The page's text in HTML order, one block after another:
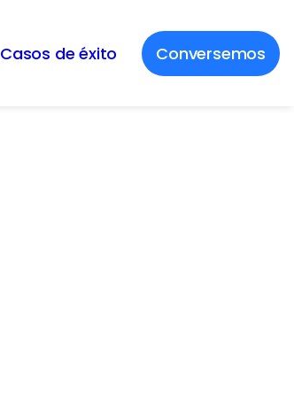
Casos de éxito Conversemos